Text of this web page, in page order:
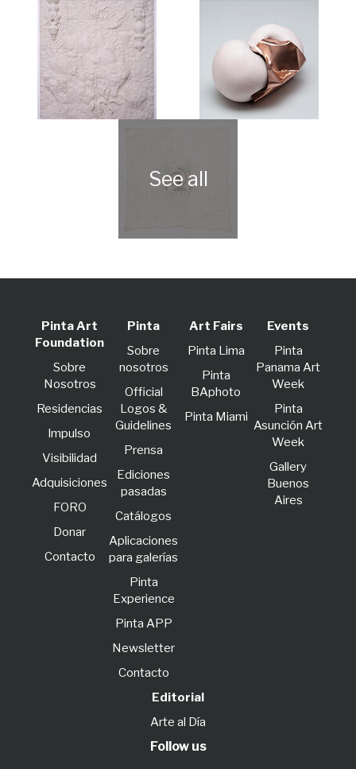
Pinta Art
Foundation
Sobre
Nosotros
Residencias
lmpulso
Visibilidad
Adquisiciones
FORO
Donar
Contacto
Pinta
Sobre
nosotros
Official
Logos &
Guidelines
Prensa
Ediciones
pasadas
Catálogos
Aplicaciones
para galerías
Pinta
Experience
Pinta APP
Newsletter
Contacto
Art Fairs
Pinta Lima
Pinta
BAphoto
Pinta Miami
Events
Pinta
Panama Art
Week
Pinta
Asunción Art
Week
Gallery
Buenos
Aires
Editorial
Arte al Día
Follow us